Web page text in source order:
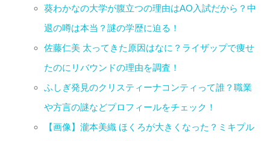
葵わかなの大学が腹立つの理由はAO入試だから？中
退の噂は本当？謎の学歴に迫る！
佐藤仁美 太ってきた原因はなに？ライザップで痩せ
たのにリバウンドの理由を調査！
ふしぎ発見のクリスティーナコンティって誰？職業
や方言の謎などプロフィールをチェック！
【画像】瀧本美織 ほくろが大きくなった？ミキプル